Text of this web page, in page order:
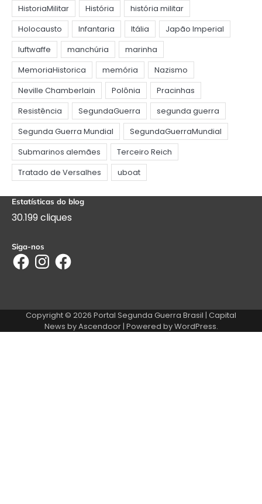
Estatísticas do blog
30.199 cliques
Siga-nos
FacebookInstagramFacebook
Copyright © 2026 Portal Segunda Guerra Brasil | Capital
News byAscendoor| Powered byWordPress.